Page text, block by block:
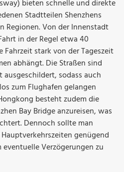
bieten schnelle und direkte
Stadtteilen Shenzhens
Regionen. Von der Innenstadt
in der Regel etwa 40
stark von der Tageszeit
abhängt. Die Straßen sind
sodass auch
zum Flughafen gelangen
besteht zudem die
Bay Bridge anzureisen, was
Dennoch sollte man
genügend
Verzögerungen zu